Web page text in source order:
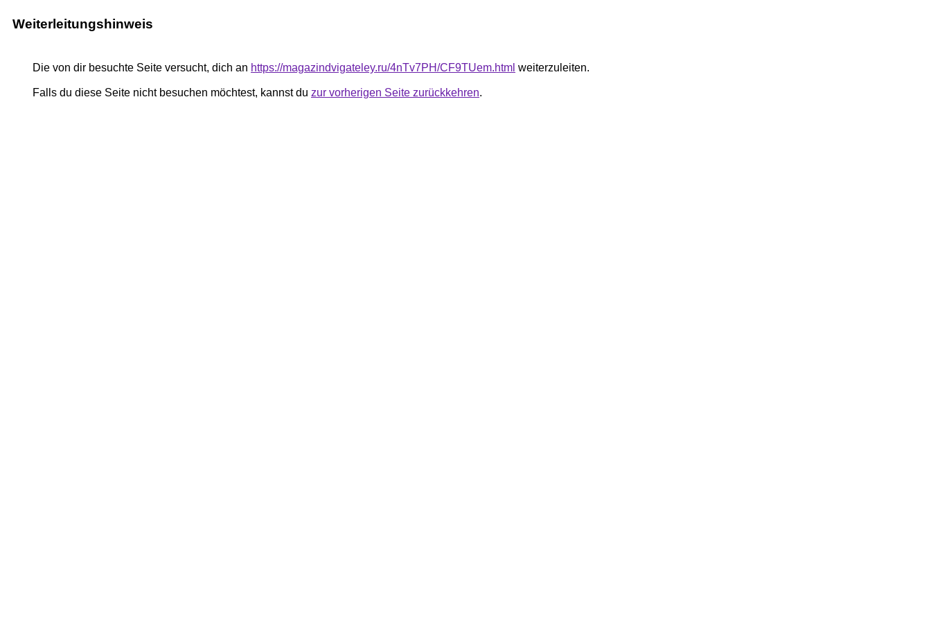
Weiterleitungshinweis
Die von dir besuchte Seite versucht, dich an https://magazindvigateley.ru/4nTv7PH/CF9TUem.html weiterzuleiten.
Falls du diese Seite nicht besuchen möchtest, kannst du zur vorherigen Seite zurückkehren.